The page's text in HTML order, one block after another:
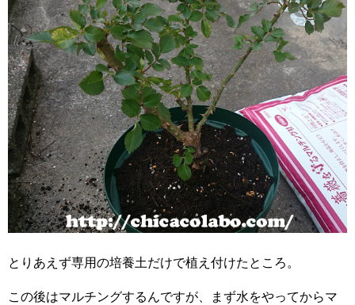
とりあえず専用の培養土だけで植え付けたところ。
この後はマルチングするんですが、まず水をやってからマ